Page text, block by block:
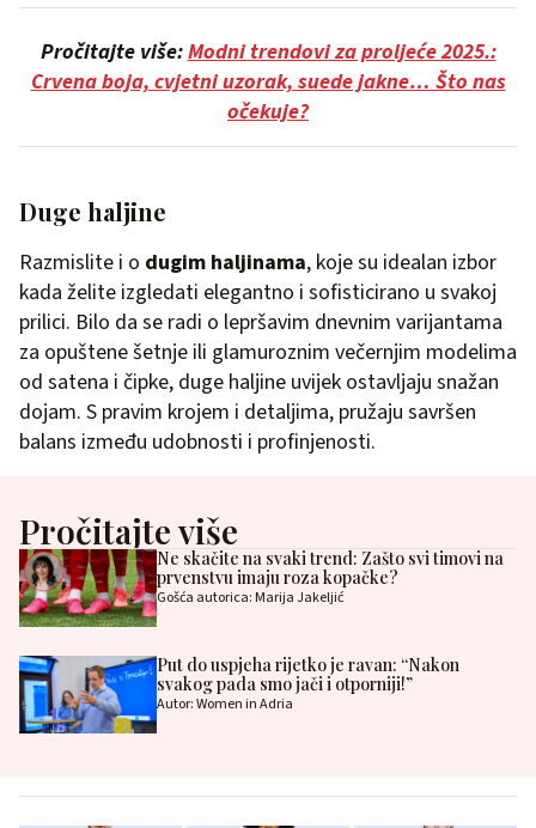
Pročitajte više:Modni trendovi za proljeće 2025.:
Crvena boja, cvjetni uzorak, suede jakne… Što nas
očekuje?
Duge haljine
Razmislite i o dugim haljinama, koje su idealan izbor
kada želite izgledati elegantno i sofisticirano u svakoj
prilici. Bilo da se radi o lepršavim dnevnim varijantama
za opuštene šetnje ili glamuroznim večernjim modelima
od satena i čipke, duge haljine uvijek ostavljaju snažan
dojam. S pravim krojem i detaljima, pružaju savršen
balans između udobnosti i profinjenosti.
Pročitajte više
Ne skačite na svaki trend: Zašto svi timovi na
prvenstvu imaju roza kopačke?
Gošća autorica: Marija Jakeljić
Put do uspjeha rijetko je ravan: “Nakon
svakog pada smo jači i otporniji!”
Autor: Women in Adria